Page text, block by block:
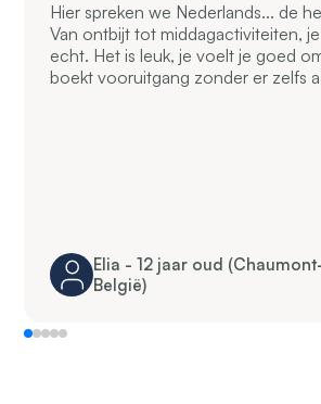
Hier spreken we Nederlands... de
Van ontbijt tot middagactiviteiten,
echt. Het is leuk, je voelt je goed
boekt vooruitgang zonder er zelfs
Elia - 12 jaar oud
België)